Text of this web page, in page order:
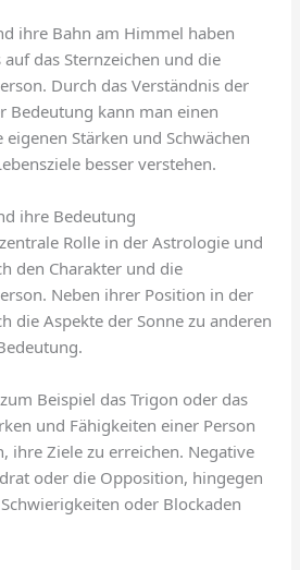
ihre Bahn am Himmel haben
das Sternzeichen und die
Durch das Verständnis der
Bedeutung kann man einen
Stärken und Schwächen
besser verstehen.
ihre Bedeutung
Rolle in der Astrologie und
den Charakter und die
Neben ihrer Position in der
die Aspekte der Sonne zu anderen
Beispiel das Trigon oder das
und Fähigkeiten einer Person
ihre Ziele zu erreichen. Negative
oder die Opposition, hingegen
oder Blockaden